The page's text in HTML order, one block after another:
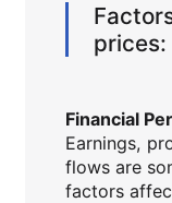
prices:
Financial
Earnings,
flows are
factors